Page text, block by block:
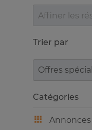
Trier par
Trier par
Catégories
Annonces